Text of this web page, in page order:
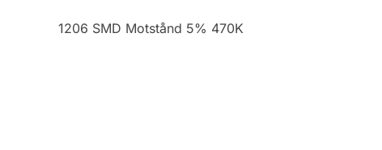
1206 SMD Motstånd 5% 470K